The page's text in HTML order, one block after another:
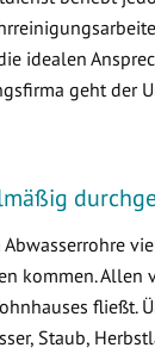
idealen
geht der
kommen. Allen
fließt.
Staub,